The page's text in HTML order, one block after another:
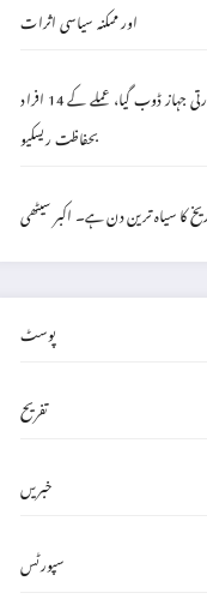
اور ممکنہ سیاسی اثرات
بحیرۂ احمر میں پروجیکٹائل حملہ: بھارتی تجارتی جہاز ڈوب گیا، عملے کے 14 افراد
بحفاظت ریسکیو
کا سیاہ ترین دن ہے۔ اکبر سیٹھی
پوسٹ
تفریح
خبریں
سپورٹس